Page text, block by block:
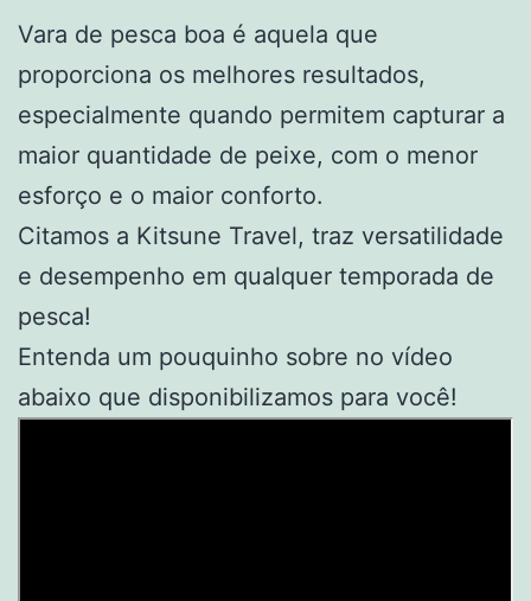
Vara de pesca boa é aquela que
proporciona os melhores resultados,
especialmente quando permitem capturar a
maior quantidade de peixe, com o menor
esforço e o maior conforto.
Citamos a Kitsune Travel, traz versatilidade
e desempenho em qualquer temporada de
pesca!
Entenda um pouquinho sobre no vídeo
abaixo que disponibilizamos para você!